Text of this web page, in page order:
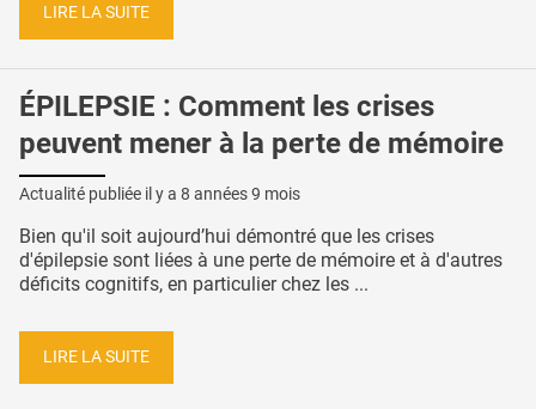
LIRE LA SUITE
ÉPILEPSIE : Comment les crises
peuvent mener à la perte de mémoire
Actualité publiée il y a 8 années 9 mois
Bien qu'il soit aujourd’hui démontré que les crises
d'épilepsie sont liées à une perte de mémoire et à d'autres
déficits cognitifs, en particulier chez les ...
LIRE LA SUITE